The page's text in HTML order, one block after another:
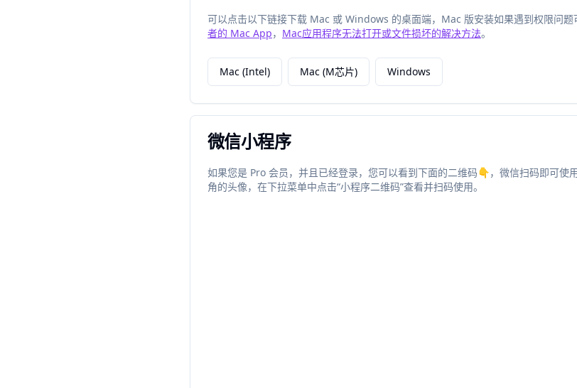
可以点击以下链接下载 Mac 或 Windows 的桌面端，Mac 版安装如果遇到权限问题
者的 Mac App， Mac应用程序无法打开或文件损坏的解决方法。
Mac (Intel) Mac (M芯片) Windows
微信小程序
如果您是 Pro 会员，并且已经登录，您可以看到下面的二维码👇，微信扫码即可使
角的头像，在下拉菜单中点击“小程序二维码”查看并扫码使用。